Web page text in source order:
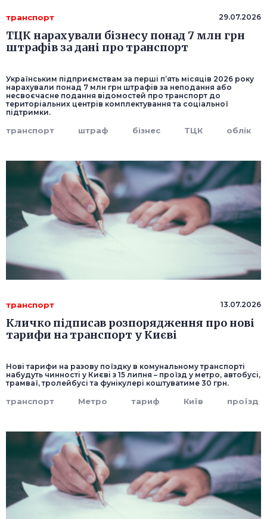
транспорт 29.07.2026
ТЦК нарахували бізнесу понад 7 млн грн
штрафів за дані про транспорт
Українським підприємствам за перші п’ять місяців 2026 року
нарахували понад 7 млн грн штрафів за неподання або
несвоєчасне подання відомостей про транспорт до
територіальних центрів комплектування та соціальної
підтримки.
транспорт штраф бізнес ТЦК облік
транспорт 13.07.2026
Кличко підписав розпорядження про нові
тарифи на транспорт у Києві
Нові тарифи на разову поїздку в комунальному транспорті
набудуть чинності у Києві з 15 липня – проїзд у метро, автобусі,
трамваї, тролейбусі та фунікулері коштуватиме 30 грн.
транспорт Метро тариф Київ проїзд